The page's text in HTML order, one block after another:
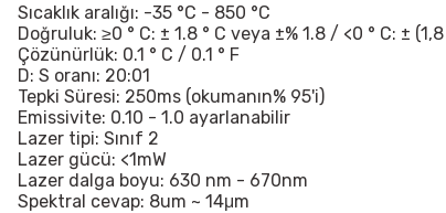
Sıcaklık aralığı: -35 °C - 850 °C
Doğruluk: ≥0 ° C: ± 1.8 ° C veya ±% 1.8 / <0 ° C: ±
Çözünürlük: 0.1 ° C / 0.1 ° F
D: S oranı: 20:01
Tepki Süresi: 250ms (okumanın% 95'i)
Emissivite: 0.10 - 1.0 ayarlanabilir
Lazer tipi: Sınıf 2
Lazer gücü: <1mW
Lazer dalga boyu: 630 nm - 670nm
Spektral cevap: 8um ~ 14μm